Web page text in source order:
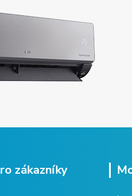
zákazníky